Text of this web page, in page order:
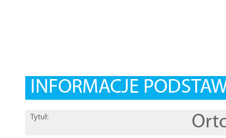
INFORMACJE
Tytuł: